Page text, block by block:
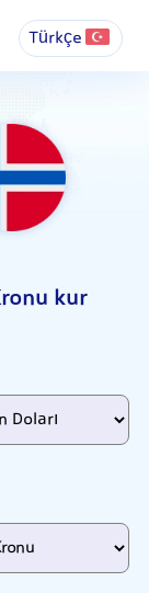
Türkçe
kur